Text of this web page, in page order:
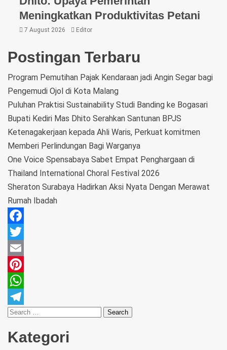
Meningkatkan Produktivitas Petani
7 August 2026 Editor
Postingan Terbaru
Program Pemutihan Pajak Kendaraan jadi Angin Segar bagi
Pengemudi Ojol di Kota Malang
Puluhan Praktisi Sustainability Studi Banding ke Bogasari
Bupati Kediri Mas Dhito Serahkan Santunan BPJS
Ketenagakerjaan kepada Ahli Waris, Perkuat komitmen
Memberi Perlindungan Bagi Warganya
One Voice Spensabaya Sabet Empat Penghargaan di
Thailand International Choral Festival 2026
Sheraton Surabaya Hadirkan Aksi Nyata Dengan Merawat
Rumah Ibadah
Facebook
Twitter
Email
Pinterest
WhatsApp
Telegram
Kategori